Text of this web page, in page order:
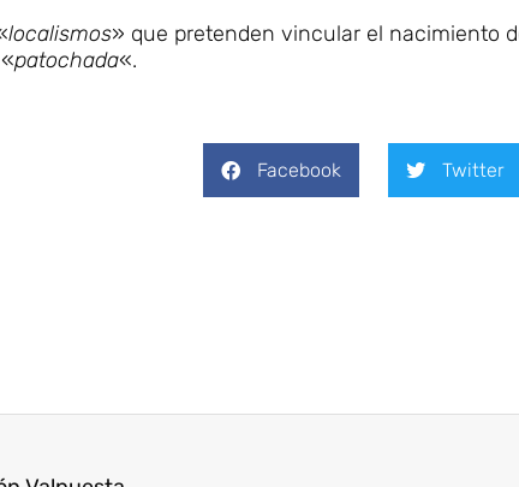
localismos» que pretenden vincular el nacimiento
patochada«.
Facebook Twitter